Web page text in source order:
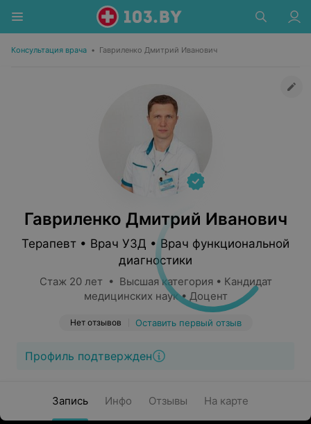
Консультация врача • Гавриленко Дмитрий Иванович
Гавриленко Дмитрий Иванович
Терапевт • Врач УЗД • Врач функциональной
диагностики
Стаж 20 лет • Высшая категория • Кандидат
медицинских наук • Доцент
Нет отзывов Оставить первый отзыв
Профиль подтвержден
Запись Инфо Отзывы На карте